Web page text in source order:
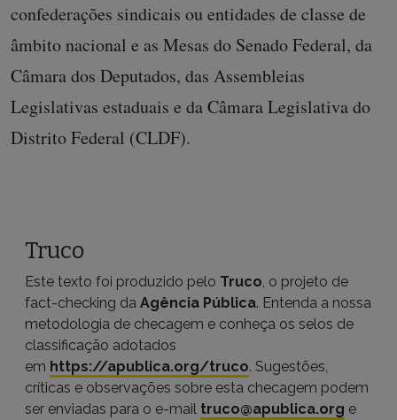
confederações sindicais ou entidades de classe de
âmbito nacional e as Mesas do Senado Federal, da
Câmara dos Deputados, das Assembleias
Legislativas estaduais e da Câmara Legislativa do
Distrito Federal (CLDF).
Truco
Este texto foi produzido pelo Truco , o projeto de
fact-checking da Agência Pública. Entenda a nossa
metodologia de checagem e conheça os selos de
classificação adotados
em https://apublica.org/truco. Sugestões,
críticas e observações sobre esta checagem podem
ser enviadas para o e-mail truco@apublica.org e